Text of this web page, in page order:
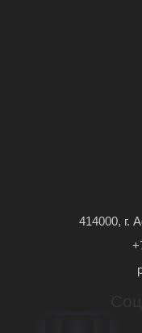
414000, г.